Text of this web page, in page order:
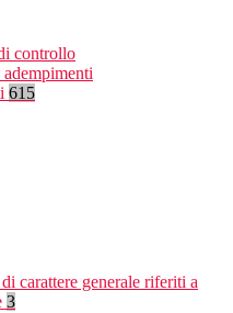
controllo
615
carattere generale riferiti a
3